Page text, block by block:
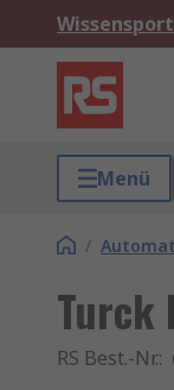
Menü
/
Turck
RS Best.-Nr.: